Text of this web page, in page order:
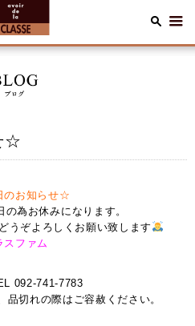
☆
のお知らせ☆
為お休みになります。
うぞよろしくお願い致します
スファム
092-741-7783
切れの際はご容赦ください。